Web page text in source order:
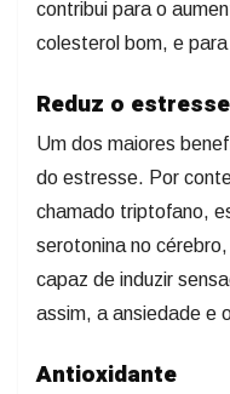
contribui para o
colesterol bom, e
Reduz o estresse
Um dos maiores
do estresse. Por
chamado triptofano,
serotonina no
capaz de induzir
assim, a ansiedade e
Antioxidante